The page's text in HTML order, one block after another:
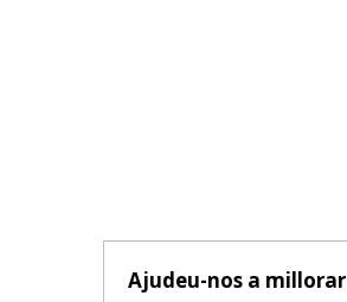
Ajudeu-nos a millorar